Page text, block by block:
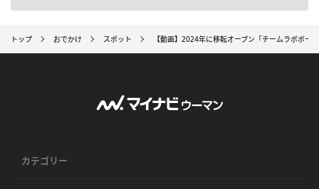
トップ おでかけ スポット 【動画】2024年に移転オープン「チームラボボー
カテゴリー